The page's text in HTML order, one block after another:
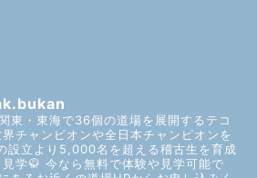
東・東海で36個の道場を展開するテコ
界チャンピオンや全日本チャンピオンを
設立より5,000名を超える稽古生を育成
学🥋 今なら無料で体験や見学可能で